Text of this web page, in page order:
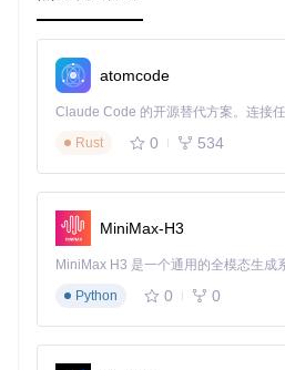
项目特点
广泛的模型集合
各类应用需求。
高效量化技术：通过AIMET库提
影响或仅轻微影响模型精度的情
适应不同的开发环境。
AI Model Zoo是AI开发者和研究者
探索量化技术的可能性，这个项目
料和实践平台。立即探索并开始您
更精确的AI模型吧！
atomcode
Rust
0 534
MiniMax-H3
Python
0 0